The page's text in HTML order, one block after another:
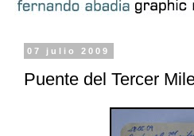
07 julio 2009
Puente del Tercer